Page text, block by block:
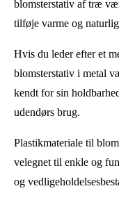
blomsterstativ af træ
tilføje varme og
Hvis du leder efter et
blomsterstativ i metal
kendt for sin
udendørs brug.
Plastikmateriale til
velegnet til enkle og
og